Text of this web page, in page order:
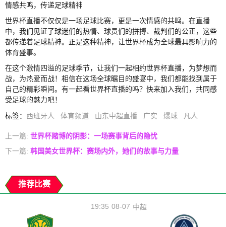
情感共鸣，传递足球精神
世界杯直播不仅仅是一场足球比赛，更是一次情感的共鸣。在直播
中，我们见证了球迷们的热情、球员们的拼搏、裁判们的公正，这些
都传递着足球精神。正是这种精神，让世界杯成为全球最具影响力的
体育盛事。
在这个激情四溢的足球季节，让我们一起相约世界杯直播，为梦想而
战，为热爱而战！相信在这场全球瞩目的盛宴中，我们都能找到属于
自己的精彩瞬间。有一起看世界杯直播的吗？快来加入我们，共同感
受足球的魅力吧！
标签： 西班牙人 体育频道 山东中超直播 广实 爆球 凡人
上一篇: 世界杯赌博的阴影：一场赛事背后的隐忧
下一篇: 韩国美女世界杯：赛场内外，她们的故事与力量
推荐比赛
08-07
19:35 中超